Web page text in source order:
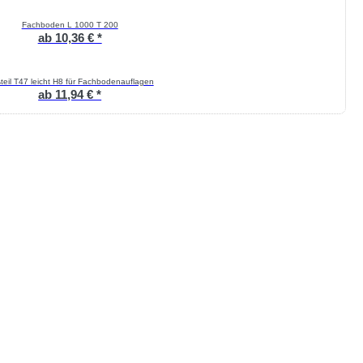
Fachboden L 1000 T 200
ab 10,36 € *
T47 leicht H8 für Fachbodenauflagen
ab 11,94 € *